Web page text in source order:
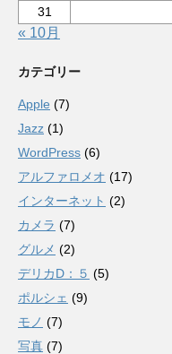
31
« 10月
カテゴリー
Apple (7)
Jazz (1)
WordPress (6)
アルファロメオ (17)
インターネット (2)
カメラ (7)
グルメ (2)
デリカD：５ (5)
ポルシェ (9)
モノ (7)
写真 (7)